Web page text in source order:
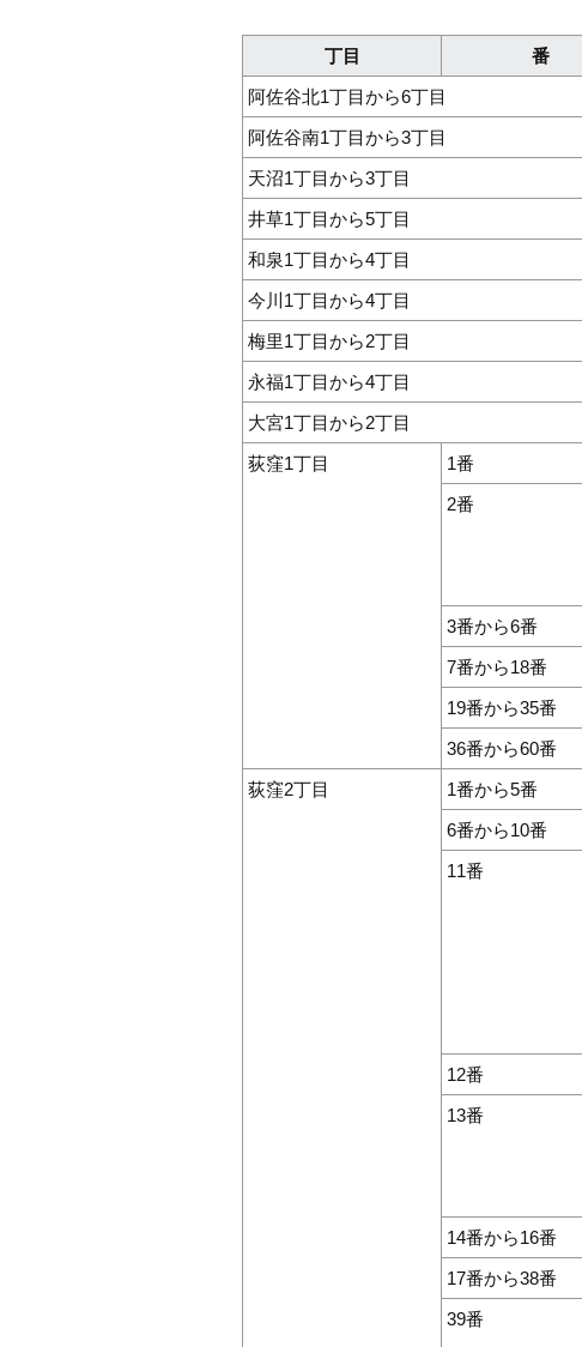
丁目 番
阿佐谷北1丁目から6丁目
阿佐谷南1丁目から3丁目
天沼1丁目から3丁目
井草1丁目から5丁目
和泉1丁目から4丁目
今川1丁目から4丁目
梅里1丁目から2丁目
永福1丁目から4丁目
大宮1丁目から2丁目
荻窪1丁目
1番
2番
3番から6番
7番から18番
19番から35番
36番から60番
荻窪2丁目
1番から5番
6番から10番
11番
12番
13番
14番から16番
17番から38番
39番